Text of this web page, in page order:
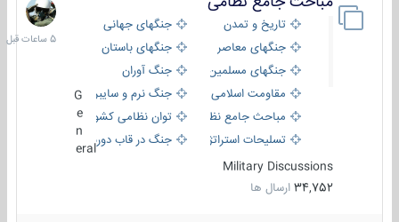
تاریخ و تمدن
جنگهای جهانی
جنگهای معاصر
جنگهای باستان
جنگهای مسلمین
جنگ آوران
مقاومت اسلامی
جنگ نرم و سایبری
مباحث جامع نظامی
توان نظامی کشورها
تسلیحات استراتژیک
جنگ در قاب دوربین
eral
Military Discussions
34,752 ارسال ها
5
ساعات
قبل